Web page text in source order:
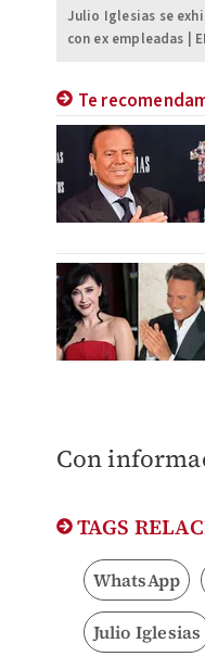
Julio Iglesias se
con ex empleadas |
Te
Con
TAGS
WhatsApp
Julio Iglesias